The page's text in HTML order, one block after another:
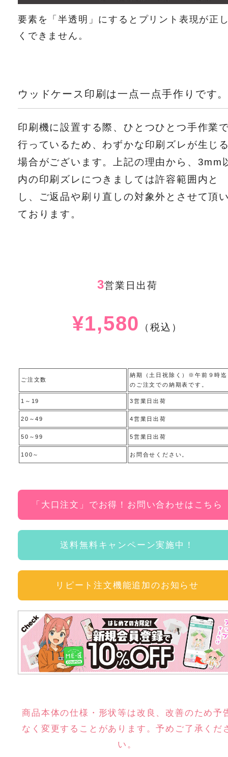
要素を「半透明」にするとプリント表現が正
くできません。
ウッドケース印刷は一点一点手作りです
印刷機に設置する際、ひとつひとつ手作業
行っているため、わずかな印刷ズレが生じ
場合がございます。上記の理由から、3mm
内の印刷ズレにつきましては許容範囲内と
し、ご返品や刷り直しの対象外とさせて頂
ております。
3営業日出荷
¥1,580 （税込）
ご注文数
納期（土日祝除く）※午前９時迄
のご注文での納期表です。
1～19 3営業日出荷
20～49 4営業日出荷
50～99 5営業日出荷
100～ お問合せください。
「大口注文」でお得！お問い合わせはこちら
送料無料キャンペーン実施中！
リピート注文機能追加のお知らせ
商品本体の仕様・形状等は改良、改善のため予
なく変更することがあります。予めご了承くだ
い。